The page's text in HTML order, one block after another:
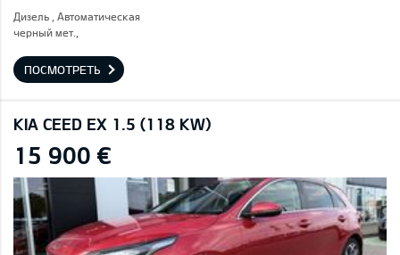
Дизель , Автоматическая
черный мет.,
ПОСМОТРЕТЬ
KIA CEED EX 1.5 (118 KW)
15 900 €